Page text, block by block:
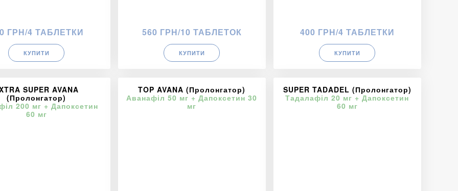
ГРН/4 ТАБЛЕТКИ
КУПИТИ
560 ГРН/10 ТАБЛЕТОК
КУПИТИ
400 ГРН/4 ТАБЛЕТКИ
КУПИТИ
SUPER AVANA
(Пролонгатор)
200 мг + Дапоксетин
60 мг
TOP AVANA (Пролонгатор)
Аванафіл 50 мг + Дапоксетин 30
мг
SUPER TADADEL (Пролонгатор)
Тадалафіл 20 мг + Дапоксетин
60 мг